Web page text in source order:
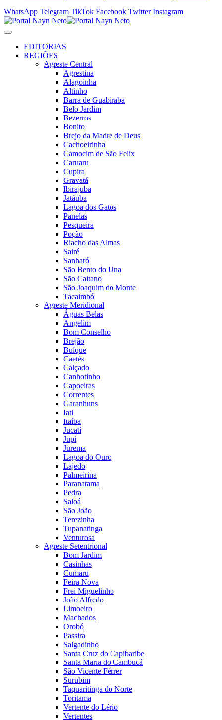
WhatsApp Telegram TikTok Facebook Twitter Instagram
EDITORIAS
REGIÕES
Agreste Central
Agrestina
Alagoinha
Altinho
Barra de Guabiraba
Belo Jardim
Bezerros
Bonito
Brejo da Madre de Deus
Cachoeirinha
Camocim de São Felix
Caruaru
Cupira
Gravatá
Ibirajuba
Jatáuba
Lagoa dos Gatos
Panelas
Pesqueira
Poção
Riacho das Almas
Sairé
Sanharó
São Bento do Una
São Caitano
São Joaquim do Monte
Tacaimbó
Agreste Meridional
Águas Belas
Angelim
Bom Conselho
Brejão
Buíque
Caetés
Calçado
Canhotinho
Capoeiras
Correntes
Garanhuns
Iati
Itaíba
Jucatí
Jupi
Jurema
Lagoa do Ouro
Lajedo
Palmeirina
Paranatama
Pedra
Saloá
São João
Terezinha
Tupanatinga
Venturosa
Agreste Setentrional
Bom Jardim
Casinhas
Cumaru
Feira Nova
Frei Miguelinho
João Alfredo
Limoeiro
Machados
Orobó
Passira
Salgadinho
Santa Cruz do Capibaribe
Santa Maria do Cambucá
São Vicente Férrer
Surubim
Taquaritinga do Norte
Toritama
Vertente do Lério
Vertentes